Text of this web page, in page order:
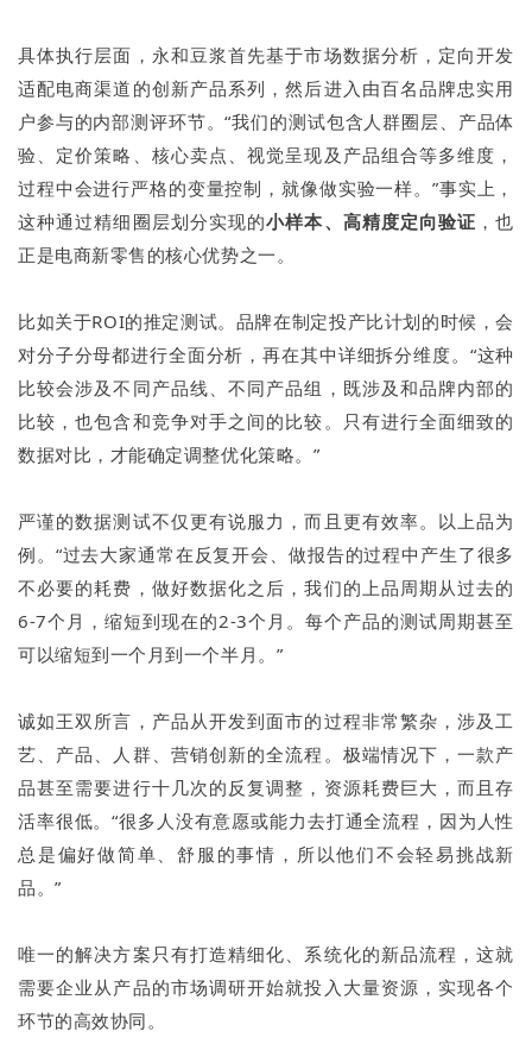
具体执行层面，永和豆浆首先基于市场数据分析，定向开发
适配电商渠道的创新产品系列，然后进入由百名品牌忠实用
户参与的内部测评环节。“我们的测试包含人群圈层、产品体
验、定价策略、核心卖点、视觉呈现及产品组合等多维度，
过程中会进行严格的变量控制，就像做实验一样。”事实上，
这种通过精细圈层划分实现的小样本、高精度定向验证 ，也
正是电商新零售的核心优势之一。
比如关于ROI的推定测试。品牌在制定投产比计划的时候，会
对分子分母都进行全面分析，再在其中详细拆分维度。“这种
比较会涉及不同产品线、不同产品组，既涉及和品牌内部的
比较，也包含和竞争对手之间的比较。只有进行全面细致的
数据对比，才能确定调整优化策略。”
严谨的数据测试不仅更有说服力，而且更有效率。以上品为
例。“过去大家通常在反复开会、做报告的过程中产生了很多
不必要的耗费，做好数据化之后，我们的上品周期从过去的
6-7个月，缩短到现在的2-3个月。每个产品的测试周期甚至
可以缩短到一个月到一个半月。”
诚如王双所言，产品从开发到面市的过程非常繁杂，涉及工
艺、产品、人群、营销创新的全流程。极端情况下，一款产
品甚至需要进行十几次的反复调整，资源耗费巨大，而且存
活率很低。“很多人没有意愿或能力去打通全流程，因为人性
总是偏好做简单、舒服的事情，所以他们不会轻易挑战新
品。”
唯一的解决方案只有打造精细化、系统化的新品流程，这就
需要企业从产品的市场调研开始就投入大量资源，实现各个
环节的高效协同。